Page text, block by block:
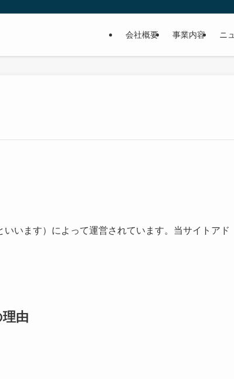
会社概要 事業内容 ニ
います）によって運営されています。当サイトアド
由